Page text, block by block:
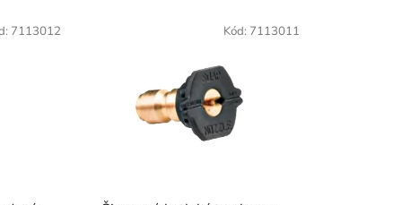
7113012 Kód: 7113011